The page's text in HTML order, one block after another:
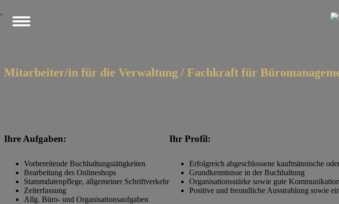
´
Mitarbeiter/in für die Verwaltung / Fachkraft für
Ihre Aufgaben:
Vorbereitende Buchhaltungstätigkeiten
Bearbeitung des Onlineshops
Stammdatenpflege, allgemeiner Schriftverkehr
Zeiterfassung
Allg. Büro- und Organisationsaufgaben
Ihr Profil:
Erfolgreich abgeschlossene kaufmännische
Grundkenntnisse in der Buchhaltung
Organisationsstärke sowie gute
Positive und freundliche Ausstrahlung sowie